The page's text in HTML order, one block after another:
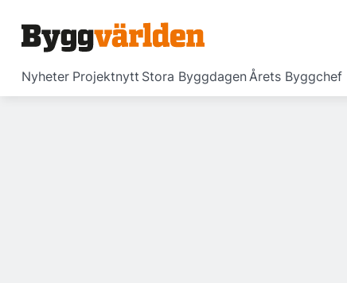
Nyheter Projektnytt Stora ByggdagenÅrets Byggchef